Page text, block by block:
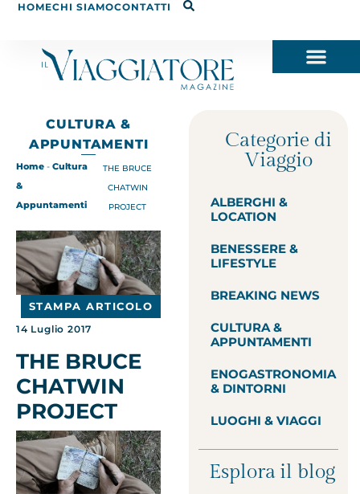
HOMECHI SIAMOCONTATTI
CULTURA &
APPUNTAMENTI
Home - Cultura
&
Appuntamenti
THE BRUCE
CHATWIN
PROJECT
STAMPA ARTICOLO
14 Luglio 2017
THE BRUCE
CHATWIN
PROJECT
Categorie di
Viaggio
ALBERGHI &
LOCATION
BENESSERE &
LIFESTYLE
BREAKING NEWS
CULTURA &
APPUNTAMENTI
ENOGASTRONOMIA
& DINTORNI
LUOGHI & VIAGGI
Esplora il blog